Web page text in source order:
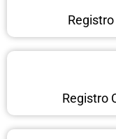
Registro